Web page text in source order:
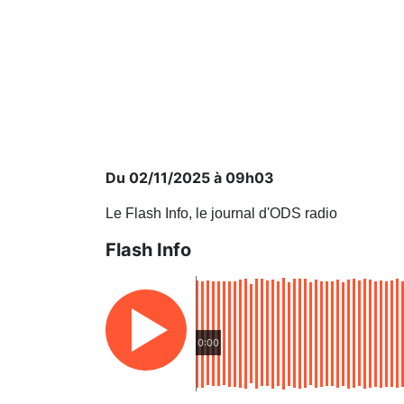
Du 02/11/2025 à 09h03
Le Flash Info, le journal d'ODS radio
Flash Info
0:00